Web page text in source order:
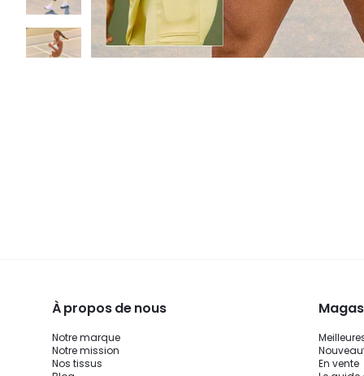
À propos de nous
Notre marque
Notre mission
Nos tissus
En vente